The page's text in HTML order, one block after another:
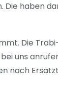
Die haben
Die
uns
nach